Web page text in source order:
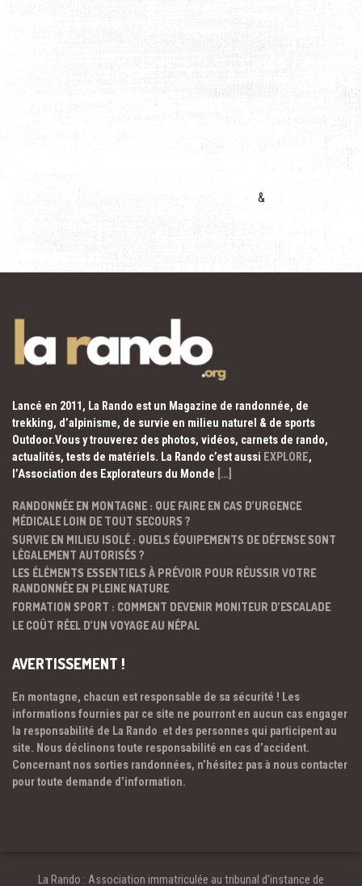
&
Lancé en 2011, La Rando est un Magazine de randonnée, de
trekking, d’alpinisme, de survie en milieu naturel & de sports
Outdoor.Vous y trouverez des photos, vidéos, carnets de rando,
actualités, tests de matériels. La Rando c’est aussi EXPLORE,
l’Association des Explorateurs du Monde […]
RANDONNÉE EN MONTAGNE : QUE FAIRE EN CAS D’URGENCE
MÉDICALE LOIN DE TOUT SECOURS ?
SURVIE EN MILIEU ISOLÉ : QUELS ÉQUIPEMENTS DE DÉFENSE SONT
LÉGALEMENT AUTORISÉS ?
LES ÉLÉMENTS ESSENTIELS À PRÉVOIR POUR RÉUSSIR VOTRE
RANDONNÉE EN PLEINE NATURE
FORMATION SPORT : COMMENT DEVENIR MONITEUR D’ESCALADE
LE COÛT RÉEL D’UN VOYAGE AU NÉPAL
AVERTISSEMENT !
En montagne, chacun est responsable de sa sécurité ! Les
informations fournies par ce site ne pourront en aucun cas engager
la responsabilité de La Rando et des personnes qui participent au
site. Nous déclinons toute responsabilité en cas d’accident.
Concernant nos sorties randonnées, n’hésitez pas à nous contacter
pour toute demande d’information.
La Rando : Association immatriculée au tribunal d’instance de